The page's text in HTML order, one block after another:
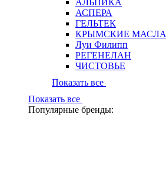
АЛЬПИКА
АСПЕРА
ГЕЛЬТЕК
КРЫМСКИЕ МАСЛА
Луи Филипп
РЕГЕНЕЛАН
ЧИСТОВЬЕ
Показать все
Показать все
Популярные бренды: